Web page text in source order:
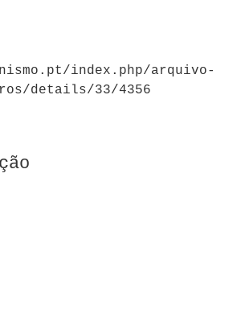
index.php/arquivo-
details/33/4356